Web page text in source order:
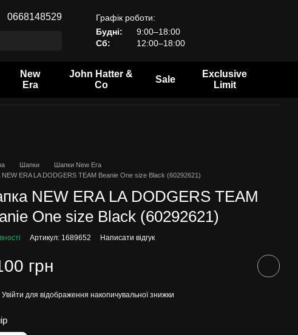
0668148529
Графік роботи:
Будні:
9:00–18:00
Сб:
12:00–18:00
New
Era
John Hatter &
Co
Sale
Exclusive
Limit
Шапки
Шапки New Era
ERA LA DODGERS TEAM Beanie One size Black (60292621)
NEW ERA LA DODGERS TEAM
One size Black (60292621)
Артикул: 1689652 Написати відгук
грн
Увійти для відображення накопичувальної знижки